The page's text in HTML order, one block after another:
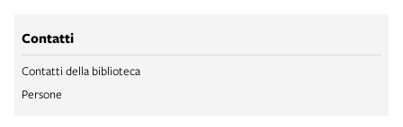
Contatti
Contatti della biblioteca
Persone